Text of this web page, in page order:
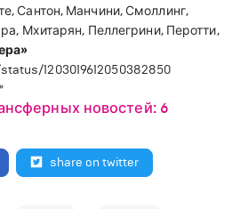
Сантон, Манчини, Смоллинг,
Мхитарян, Пеллегрини, Перотти,
1203019612050382850
новостей: 6
share on twitter